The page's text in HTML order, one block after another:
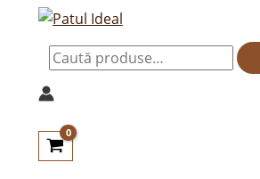
content
Caută